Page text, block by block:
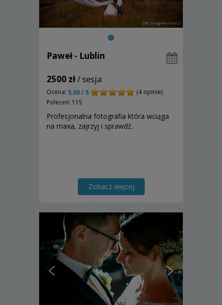
Paweł - Lublin
2500 zł/ sesja
Ocena: 5,00 / 5
(4 opinie)
Poleceń: 115
Profesjonalna fotografia która wciąga
na maxa, zajrzyj i sprawdź.
Zobacz więcej